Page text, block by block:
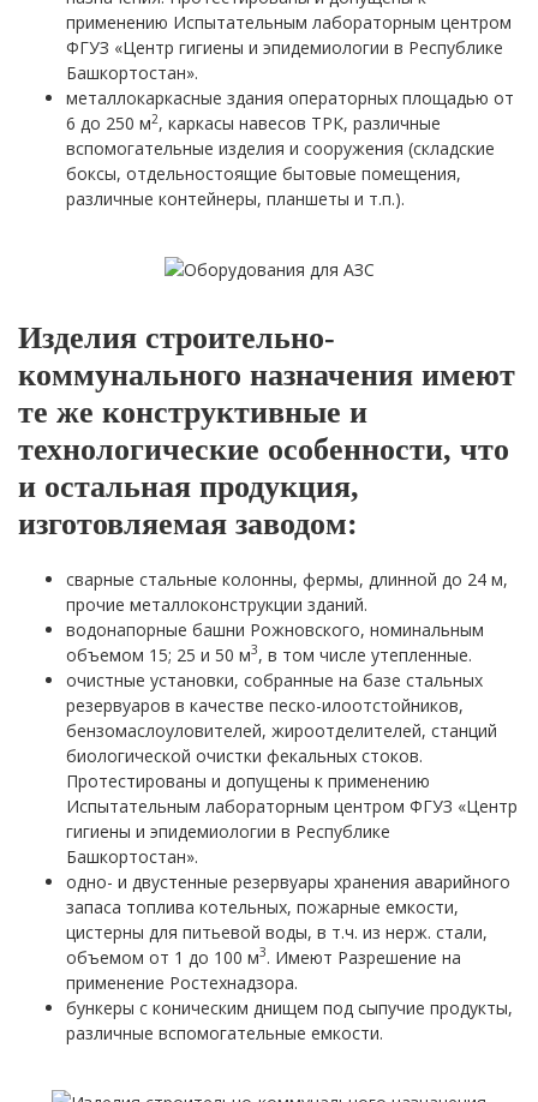
применению Испытательным лабораторным центром
ФГУЗ «Центр гигиены и эпидемиологии в Республике
Башкортостан».
металлокаркасные здания операторных площадью от
6 до 250 м2, каркасы навесов ТРК, различные
вспомогательные изделия и сооружения (складские
боксы, отдельностоящие бытовые помещения,
различные контейнеры, планшеты и т.п.).
Изделия строительно-
коммунального назначения имеют
те же конструктивные и
технологические особенности, что
и остальная продукция,
изготовляемая заводом:
сварные стальные колонны, фермы, длинной до 24 м,
прочие металлоконструкции зданий.
водонапорные башни Рожновского, номинальным
объемом 15; 25 и 50 м3, в том числе утепленные.
очистные установки, собранные на базе стальных
резервуаров в качестве песко-илоотстойников,
бензомаслоуловителей, жироотделителей, станций
биологической очистки фекальных стоков.
Протестированы и допущены к применению
Испытательным лабораторным центром ФГУЗ «Центр
гигиены и эпидемиологии в Республике
Башкортостан».
одно- и двустенные резервуары хранения аварийного
запаса топлива котельных, пожарные емкости,
цистерны для питьевой воды, в т.ч. из нерж. стали,
объемом от 1 до 100 м3. Имеют Разрешение на
применение Ростехнадзора.
бункеры с коническим днищем под сыпучие продукты,
различные вспомогательные емкости.